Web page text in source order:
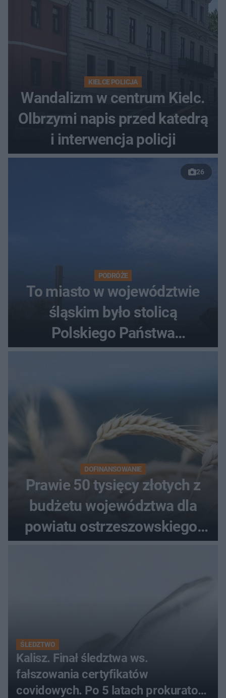
KIELCE POLICJA
Wandalizm w centrum Kielc.
Olbrzymi napis przed katedrą
i interwencja policji
26
PODRÓŻE
To miasto w województwie
śląskim było stolicą
Polskiego Państwa
Podziemnego. Dziś zna je
DOFINANSOWANIE
Prawie 50 tysięcy złotych z
budżetu województwa dla
powiatu ostrzeszowskiego.
Pieniądze trafią do czterech
ŚLEDZTWO
Kalisz. Finał śledztwa ws.
fałszowania certyfikatów
covidowych. Po 5 latach prokurator